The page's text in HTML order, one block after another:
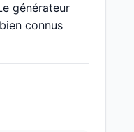
générateur
connus